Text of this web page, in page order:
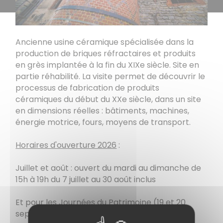
Ancienne usine céramique spécialisée dans la
production de briques réfractaires et produits
en grès implantée à la fin du XIXe siècle. Site en
partie réhabilité. La visite permet de découvrir le
processus de fabrication de produits
céramiques du début du XXe siècle, dans un site
en dimensions réelles : bâtiments, machines,
énergie motrice, fours, moyens de transport.
Horaires d'ouverture 2026 :
Juillet et août : ouvert du mardi au dimanche de
15h à 19h du 7 juillet au 30 août inclus
Et pour les Journées du Patrimoine (19 et 20
septembre 2026) de 10h à 12h et de 15h à 19h